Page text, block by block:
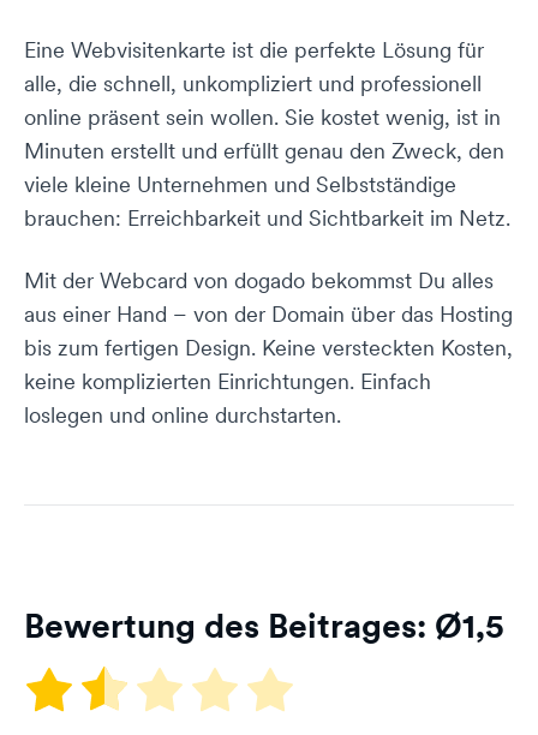
Eine Webvisitenkarte ist die perfekte Lösung für
alle, die schnell, unkompliziert und professionell
online präsent sein wollen. Sie kostet wenig, ist in
Minuten erstellt und erfüllt genau den Zweck, den
viele kleine Unternehmen und Selbstständige
brauchen: Erreichbarkeit und Sichtbarkeit im Netz.
Mit der Webcard von dogado bekommst Du alles
aus einer Hand – von der Domain über das Hosting
bis zum fertigen Design. Keine versteckten Kosten,
keine komplizierten Einrichtungen. Einfach
loslegen und online durchstarten.
Bewertung des Beitrages: Ø1,5